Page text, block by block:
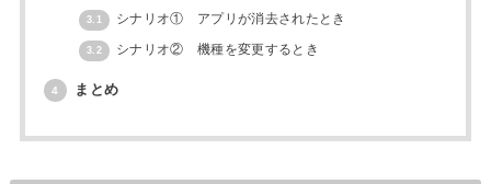
3.1 シナリオ① アプリが消去されたとき
3.2 シナリオ② 機種を変更するとき
4 まとめ